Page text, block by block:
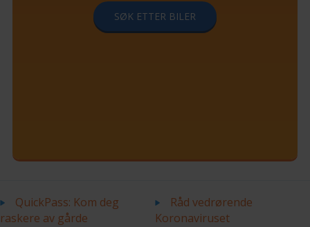
SØK ETTER BILER
QuickPass: Kom deg
raskere av gårde
Råd vedrørende
Koronaviruset